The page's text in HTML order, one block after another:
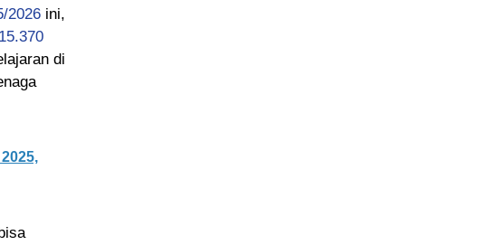
2026 ini,
15.370
di